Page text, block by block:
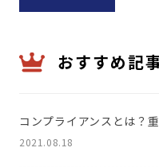
おすすめ記
コンプライアンスとは？
2021.08.18